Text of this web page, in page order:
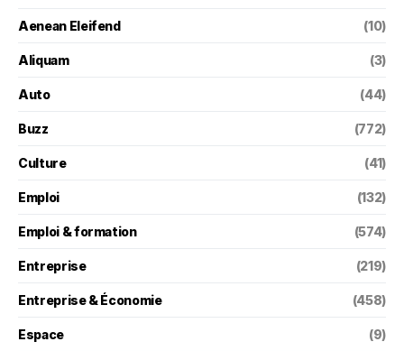
Aenean Eleifend (10)
Aliquam (3)
Auto (44)
Buzz (772)
Culture (41)
Emploi (132)
Emploi & formation (574)
Entreprise (219)
Entreprise & Économie (458)
Espace (9)